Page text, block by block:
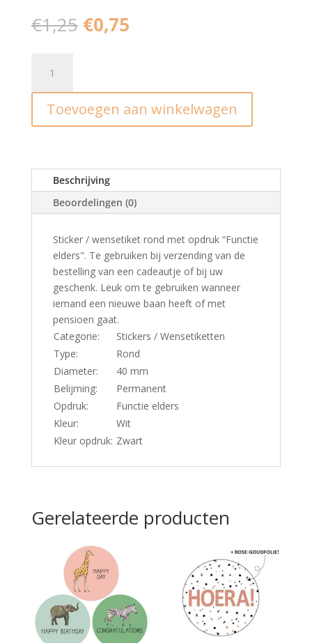
€1,25 Oorspronkelijke
prijs
€0,75Huidige
'functie
elders'
(10st)
aantal
Toevoegen aan winkelwagen
Beschrijving
Beoordelingen (0)
Sticker / wensetiket rond met opdruk “Functie
elders". Te gebruiken bij verzending van de
bestelling van een cadeautje of bij uw
geschenk. Leuk om te gebruiken wanneer
iemand een nieuwe baan heeft of met
pensioen gaat.
Categorie:
Stickers / Wensetiketten
Type:
Rond
Diameter:
40 mm
Belijming:
Permanent
Opdruk:
Functie elders
Kleur:
Wit
Kleur opdruk: Zwart
Gerelateerde producten